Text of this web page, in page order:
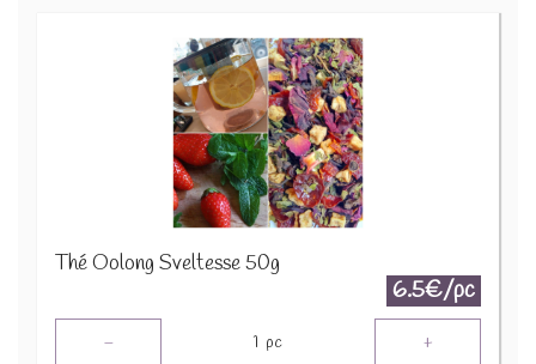
Thé Oolong Sveltesse 50g
6.5€/pc
- 1 pc +